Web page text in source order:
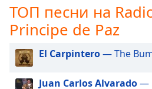
off,
selected
Track
in-
ТОП песни на
Principe de Paz
El Carpintero— The
Juan Carlos Alvarado—